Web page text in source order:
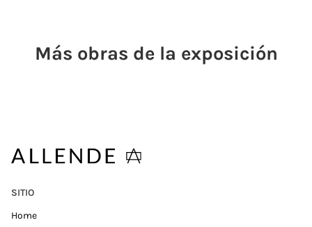
Más obras de la exposición
SITIO
Home